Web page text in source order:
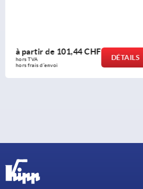
à partir de 101,44 CHF
hors TVA
hors frais d’envoi
DÉTAILS